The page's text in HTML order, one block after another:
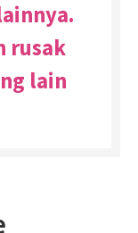
rusak
lain